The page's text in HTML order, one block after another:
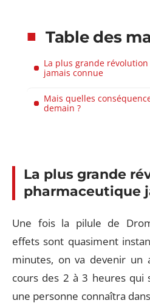
Table des
La plus grande
jamais connue
Mais quelles
demain ?
La plus grande
pharmaceutique
Une fois la pilule de
effets sont quasiment
minutes, on va devenir un
cours des 2 à 3 heures qui
une personne connaîtra